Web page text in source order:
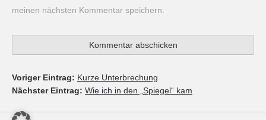
meinen nächsten Kommentar speichern.
Voriger Eintrag: Kurze Unterbrechung
Nächster Eintrag: Wie ich in den „Spiegel“ kam